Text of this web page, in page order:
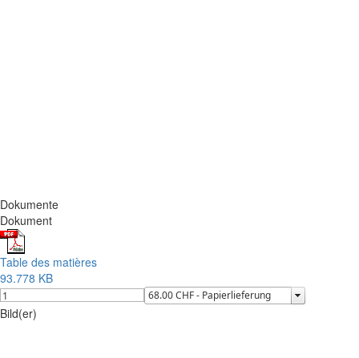
Dokumente
Dokument
Table des matières
93.778 KB
Bild(er)